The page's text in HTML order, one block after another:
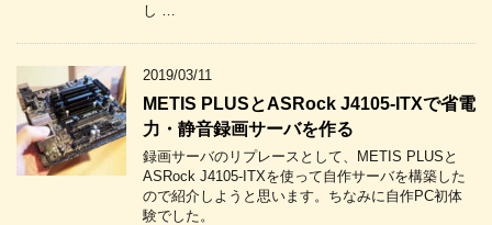
し …
2019/03/11
METIS PLUSとASRock J4105-ITXで省電
力・静音録画サーバを作る
録画サーバのリプレースとして、METIS PLUSと
ASRock J4105-ITXを使って自作サーバを構築した
ので紹介しようと思います。ちなみに自作PC初体
験でした。